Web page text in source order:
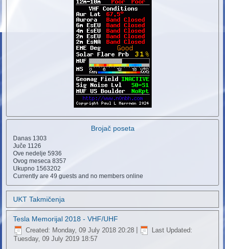
Brojač poseta
Danas 1303
Juče 1126
Ove nedelje5936
Ovog meseca8357
Ukupno 1563202
Currently are 49 guests and no members online
UKT Takmičenja
Tesla Memorijal 2018 - VHF/UHF
Created: Monday, 09 July 2018 20:28
Last Updated:
Tuesday, 09 July 2019 18:57